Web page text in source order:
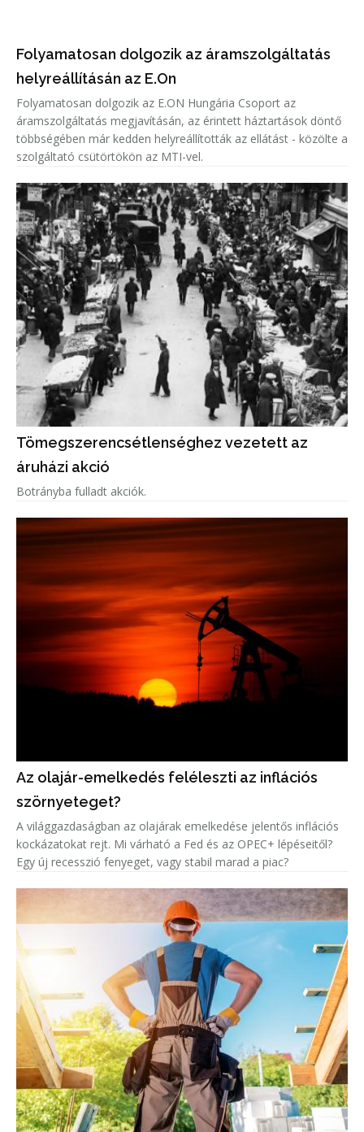
Folyamatosan dolgozik az áramszolgáltatás
helyreállításán az E.On
Folyamatosan dolgozik az E.ON Hungária Csoport az
áramszolgáltatás megjavításán, az érintett háztartások döntő
többségében már kedden helyreállították az ellátást - közölte a
szolgáltató csütörtökön az MTI-vel.
Tömegszerencsétlenséghez vezetett az
áruházi akció
Botrányba fulladt akciók.
Az olajár-emelkedés feléleszti az inflációs
szörnyeteget?
A világgazdaságban az olajárak emelkedése jelentős inflációs
kockázatokat rejt. Mi várható a Fed és az OPEC+ lépéseitől?
Egy új recesszió fenyeget, vagy stabil marad a piac?